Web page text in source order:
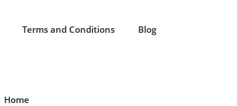
Terms and Conditions Blog
Home